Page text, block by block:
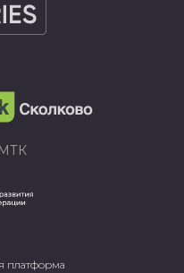
платформа